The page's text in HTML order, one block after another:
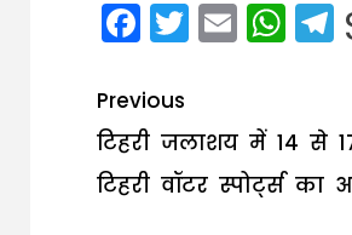
Facebook
Twitter
Email
Post
navigation
Previous
टिहरी जलाशय में 14 से
टिहरी वॉटर स्पोर्ट्स का